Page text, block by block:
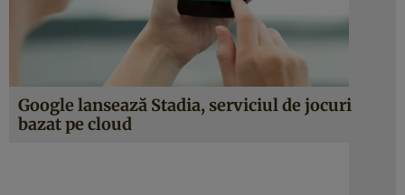
Google lansează Stadia, serviciul de jocuri
bazat pe cloud